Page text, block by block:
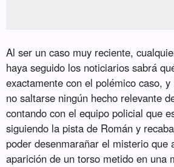
Al ser un caso muy reciente,
haya seguido los noticiarios sabrá
exactamente con el polémico caso,
no saltarse ningún hecho relevante
contando con el equipo policial que
siguiendo la pista de Román y
poder desenmarañar el misterio que
aparición de un torso metido en una